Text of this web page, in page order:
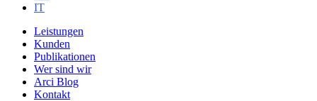
IT
Leistungen
Kunden
Publikationen
Wer sind wir
Arci Blog
Kontakt